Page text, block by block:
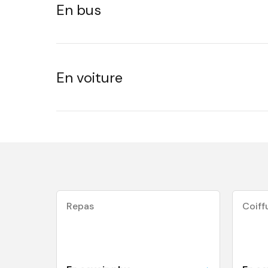
En bus
En voiture
Repas